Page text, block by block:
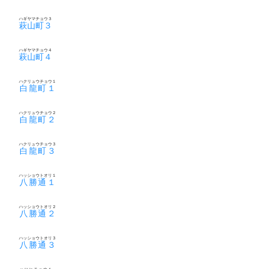
萩山町３
ハギヤマチョウ３
萩山町４
ハギヤマチョウ４
白龍町１
ハクリュウチョウ１
白龍町２
ハクリュウチョウ２
白龍町３
ハクリュウチョウ３
八勝通１
ハッショウトオリ１
八勝通２
ハッショウトオリ２
八勝通３
ハッショウトオリ３